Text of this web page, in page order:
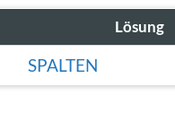
Lösung
SPALTEN